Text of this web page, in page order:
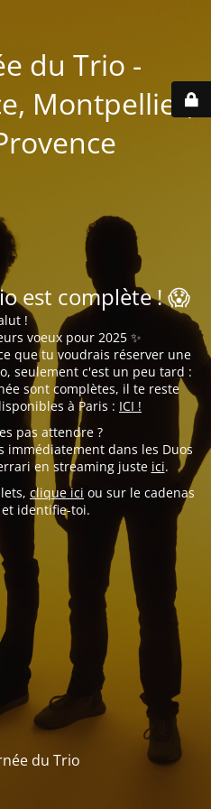
du Trio -
Montpellier,
est complète ! 😱
!
voeux pour 2025 ✨
que tu voudrais réserver une
seulement c'est un peu tard :
sont complètes, il te reste
à Paris : ICI !
pas attendre ?
immédiatement dans les Duos
en streaming juste ici.
clique ici ou sur le cadenas
identifie-toi.
du Trio